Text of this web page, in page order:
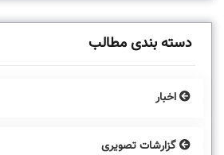
دسته بندی مطالب
اخبار
گزارشات تصویری